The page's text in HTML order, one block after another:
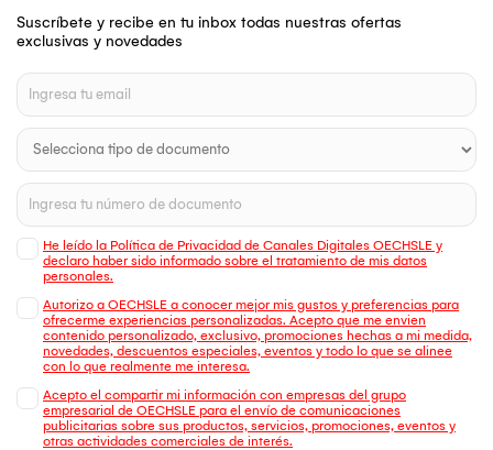
Suscríbete y recibe en tu inbox todas nuestras ofertas
exclusivas y novedades
He leído la Política de Privacidad de Canales Digitales OECHSLE y
declaro haber sido informado sobre el tratamiento de mis datos
personales.
Autorizo a OECHSLE a conocer mejor mis gustos y preferencias para
ofrecerme experiencias personalizadas. Acepto que me envien
contenido personalizado, exclusivo, promociones hechas a mi medida,
novedades, descuentos especiales, eventos y todo lo que se alinee
con lo que realmente me interesa.
Acepto el compartir mi información con empresas del grupo
empresarial de OECHSLE para el envío de comunicaciones
publicitarias sobre sus productos, servicios, promociones, eventos y
otras actividades comerciales de interés.